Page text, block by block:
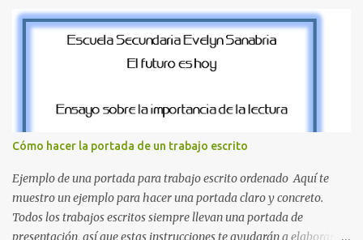
exámenes, tareas y proyectos escolares. En esta guía descubrirás
cuáles son los errores más comunes al estudiar, por qué afectan tu
rendimiento y qué puedes hacer para evitarlos. Si eres estudiante
¿Por qué es importante identificar los errores al estudiar? Muchas
personas creen que estudiar durante varias horas garantiza
buenos resultados. Sin embargo, la calidad del estudio es mucho
más importante que la cantidad de tiempo invertido. Cuando
detectas y corrige...
Cómo hacer la portada de un trabajo escrito
Ejemplo de una portada para trabajo escrito ordenado Aquí te
muestro un ejemplo para hacer una portada claro y concreto.
Todos los trabajos escritos siempre llevan una portada de
presentación, así que estas instrucciones te ayudarán a elaborar